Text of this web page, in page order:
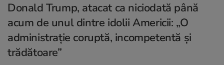
Donald Trump, atacat ca niciodată până
acum de unul dintre idolii Americii: „O
administrație coruptă, incompetentă și
trădătoare”